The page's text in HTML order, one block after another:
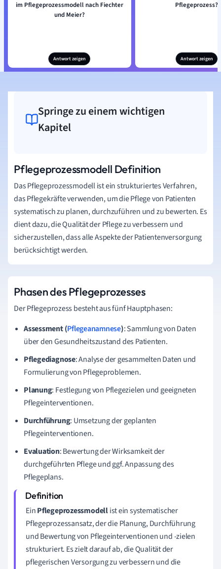
im Pflegeprozessmodell nach Fiechter
und Meier?
Antwort zeigen
Pflegeprozess?
Antwort zeigen
Springe zu einem wichtigen
Kapitel
Pflegeprozessmodell Definition
Das Pflegeprozessmodell ist ein strukturiertes Verfahren,
das Pflegekräfte verwenden, um die Pflege von Patienten
systematisch zu planen, durchzuführen und zu bewerten. Es
dient dazu, die Qualität der Pflege zu verbessern und
sicherzustellen, dass alle Aspekte der Patientenversorgung
berücksichtigt werden.
Phasen des Pflegeprozesses
Der Pflegeprozess besteht aus fünf Hauptphasen:
Assessment (Pflegeanamnese): Sammlung von Daten
über den Gesundheitszustand des Patienten.
Pflegediagnose: Analyse der gesammelten Daten und
Formulierung von Pflegeproblemen.
Planung: Festlegung von Pflegezielen und geeigneten
Pflegeinterventionen.
Durchführung: Umsetzung der geplanten
Pflegeinterventionen.
Evaluation: Bewertung der Wirksamkeit der
durchgeführten Pflege und ggf. Anpassung des
Pflegeplans.
EinPflegeprozessmodellist ein systematischer
Pflegeprozessansatz, der die Planung, Durchführung
und Bewertung von Pflegeinterventionen und -zielen
strukturiert. Es zielt darauf ab, die Qualität der
pflegerischen Versorgung zu verbessern und die